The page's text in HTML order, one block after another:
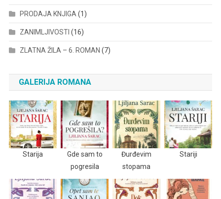
PRODAJA KNJIGA (1)
ZANIMLJIVOSTI (16)
ZLATNA ŽILA – 6. ROMAN (7)
GALERIJA ROMANA
Starija
Gde sam to
pogresila
Đurđevim
stopama
Stariji